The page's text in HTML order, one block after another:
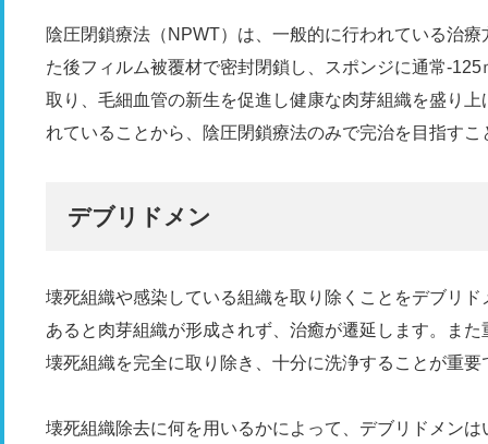
陰圧閉鎖療法（NPWT）は、一般的に行われている治
た後フィルム被覆材で密封閉鎖し、スポンジに通常-
取り、毛細血管の新生を促進し健康な肉芽組織を盛り
れていることから、陰圧閉鎖療法のみで完治を目指す
デブリドメン
壊死組織や感染している組織を取り除くことをデブリ
あると肉芽組織が形成されず、治癒が遷延します。ま
壊死組織を完全に取り除き、十分に洗浄することが重要
壊死組織除去に何を用いるかによって、デブリドメン